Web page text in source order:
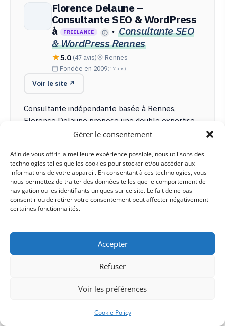
Gérer le consentement
Afin de vous offrir la meilleure expérience possible, nous utilisons des
technologies telles que les cookies pour stocker et/ou accéder aux
informations de votre appareil. En consentant à ces technologies, vous
nous permettez de traiter des données telles que le comportement de
navigation ou les identifiants uniques sur ce site. Le fait de ne pas
consentir ou de retirer votre consentement peut affecter négativement
certaines fonctionnalités.
Accepter
Refuser
Voir les préférences
Cookie Policy
Florence Delaune –
Consultante SEO & WordPress
à
FREELANCE · Consultante SEO
& WordPress Rennes
5.0 (47 avis) Rennes
Fondée en 2009(17 ans)
Voir le site ↗
Consultante indépendante basée à Rennes,
Florence Delaune propose une double expertise
SEO et conception WordPress permettant de
interlocuteur — du brief à la mise en ligne. Sa
méthode couvre les trois étapes du cycle site :
création, optimisation et refonte, avec une
architecture pensée pour Google, un contenu
aligné sur l'intention de recherche et une
artisans et TPE/PME en Ille-et-Vilaine et dans
toute la France.
SEO & conception WordPress de A à Z
Stratégie de contenu alignée intention de recherche